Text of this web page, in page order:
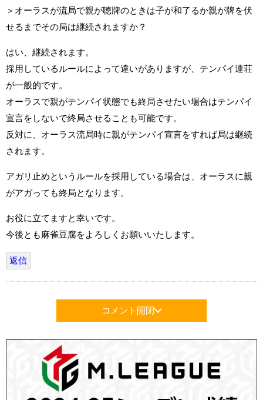
＞オーラスが流局で親が聴牌のときは子が和了るか親が牌を伏
せるまでその局は継続されますか？
はい、継続されます。
採用しているルールによって違いがありますが、テンパイ連荘
が一般的です。
オーラスで親がテンパイ状態でも終局させたい場合はテンパイ
宣言をしないで終局させることも可能です。
反対に、オーラス流局時に親がテンパイ宣言をすれば局は継続
されます。
アガリ止めというルールを採用している場合は、オーラスに親
がアガっても終局となります。
お役に立てますと幸いです。
今後とも麻雀豆腐をよろしくお願いいたします。
返信
コメント開閉